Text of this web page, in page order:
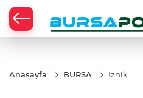
Anasayfa BURSA
İznik